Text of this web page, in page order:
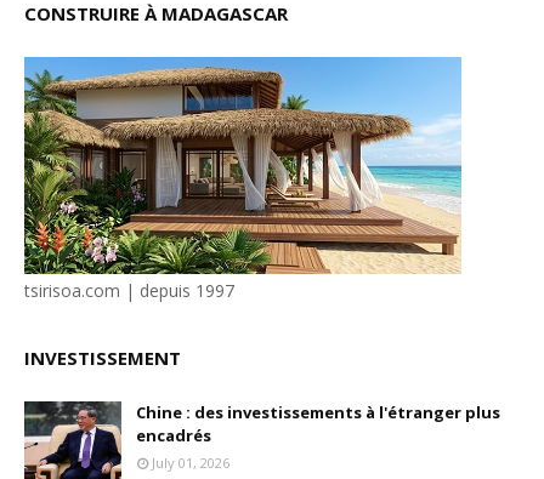
CONSTRUIRE À MADAGASCAR
tsirisoa.com | depuis 1997
INVESTISSEMENT
Chine : des investissements à l'étranger plus
encadrés
July 01, 2026